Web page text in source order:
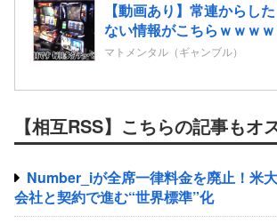
【動画あり】常連からし
ない情報がこちらｗｗｗ
マトメンタル（ギャンブル）
【相互RSS】こちらの記事もオ
Number_iが全席一律料金を廃止！米
会社と契約で進む“世界標準”化